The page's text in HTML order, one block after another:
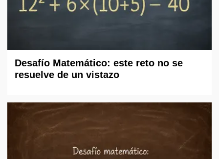
Desafío Matemático: este reto no se
resuelve de un vistazo